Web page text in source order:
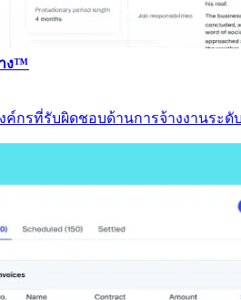
ง™​​
รที่รับผิดชอบด้านการจ้างงานระดับโ